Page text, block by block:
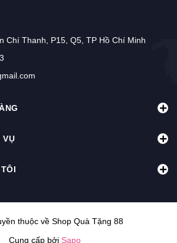
Chí Thanh, P15, Q5, TP Hồ Chí Minh
VỤ
thuộc về Shop Quà Tặng 88
Cung cấp bởi Sapo